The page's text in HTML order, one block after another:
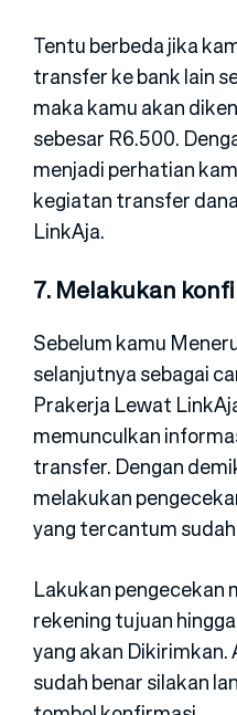
Tentu berbeda jika
transfer ke bank lain
maka kamu akan
sebesar R6.500.
menjadi perhatian
kegiatan transfer
LinkAja.
7. Melakukan
Sebelum kamu
selanjutnya sebagai
Prakerja Lewat
memunculkan
transfer. Dengan
melakukan
yang tercantum
Lakukan pengecekan
rekening tujuan
yang akan
sudah benar silakan